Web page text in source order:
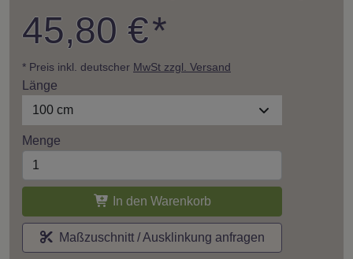
45,80 €*
* Preis inkl. deutscher MwSt zzgl. Versand
Länge
100 cm
Menge
In den Warenkorb
Maßzuschnitt / Ausklinkung anfragen